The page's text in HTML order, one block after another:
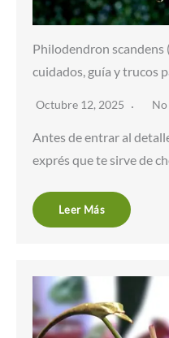
Philodendron
cuidados, guía y trucos
Octubre 12, 2025
Antes de entrar al
exprés que te sirve de
Leer Más